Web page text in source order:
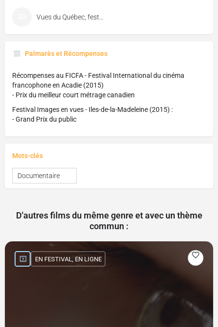
Vues du Québec, festival de cinéma de Florac
Palmarès et Récompenses
Récompenses au FICFA - Festival International du cinéma
francophone en Acadie (2015)
- Prix du meilleur court métrage canadien
Festival Images en vues - Iles-de-la-Madeleine (2015) :
- Grand Prix du public
Mots-clés
Documentaire
D'autres films du même genre et avec un thème
commun :
EN FESTIVAL, EN LIGNE